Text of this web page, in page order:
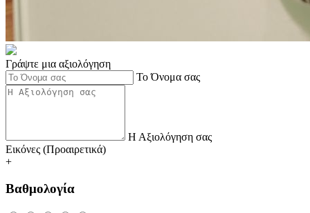
Γράψτε μια αξιολόγηση
Το Όνομα σας
Η Αξιολόγηση σας
Εικόνες (Προαιρετικά)
+
Βαθμολογία